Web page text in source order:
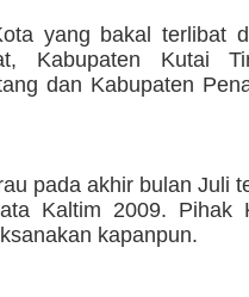
yang bakal terlibat
Kabupaten Kutai
dan Kabupaten
pada akhir bulan Juli
Kaltim 2009. Pihak
kapanpun.